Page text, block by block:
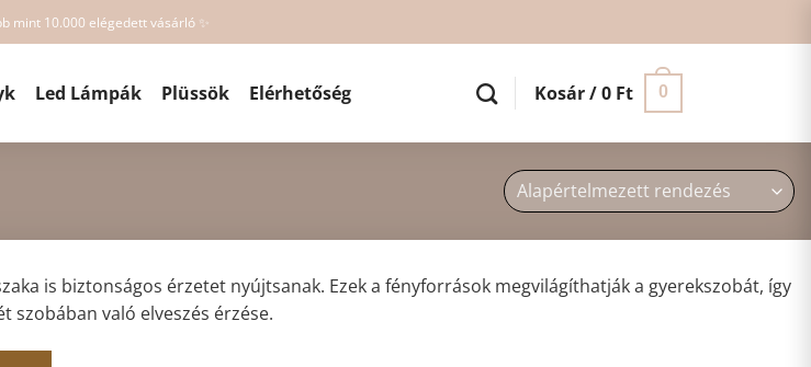
mint 10.000 elégedett vásárló ✨
Led Lámpák Plüssök Elérhetőség Kosár /0 Ft 0
is biztonságos érzetet nyújtsanak. Ezek a fényforrások megvilágíthatják a gyerekszobát, így
szobában való elveszés érzése.